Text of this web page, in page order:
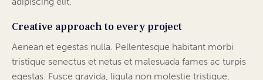
Creative approach to every project
Aenean et egestas nulla. Pellentesque habitant morbi
tristique senectus et netus et malesuada fames ac turpis
egestas. Fusce gravida, ligula non molestie tristique,